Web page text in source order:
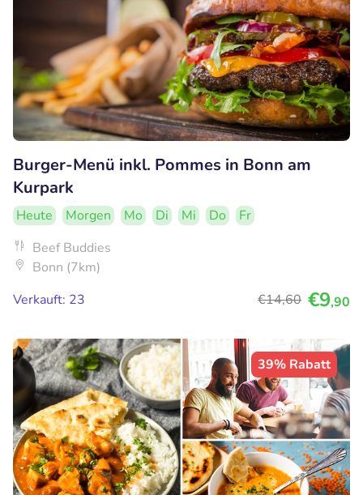
Burger-Menü inkl. Pommes in Bonn am
Kurpark
Heute Morgen Mo Di Mi Do
Fr
Beef Buddies
Bonn (7km)
Verkauft: 23
€14,60 €9,90
39% Rabatt